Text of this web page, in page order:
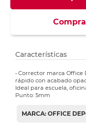
Características
• Corrector marca
rápido con acabado
Ideal para escuela,
Punto: 5mm
MARCA: OFFICE